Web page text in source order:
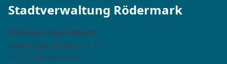
Stadtverwaltung Rödermark
Rathaus Ober-Roden
Dieburger Straße 13-17
63322 Rödermark